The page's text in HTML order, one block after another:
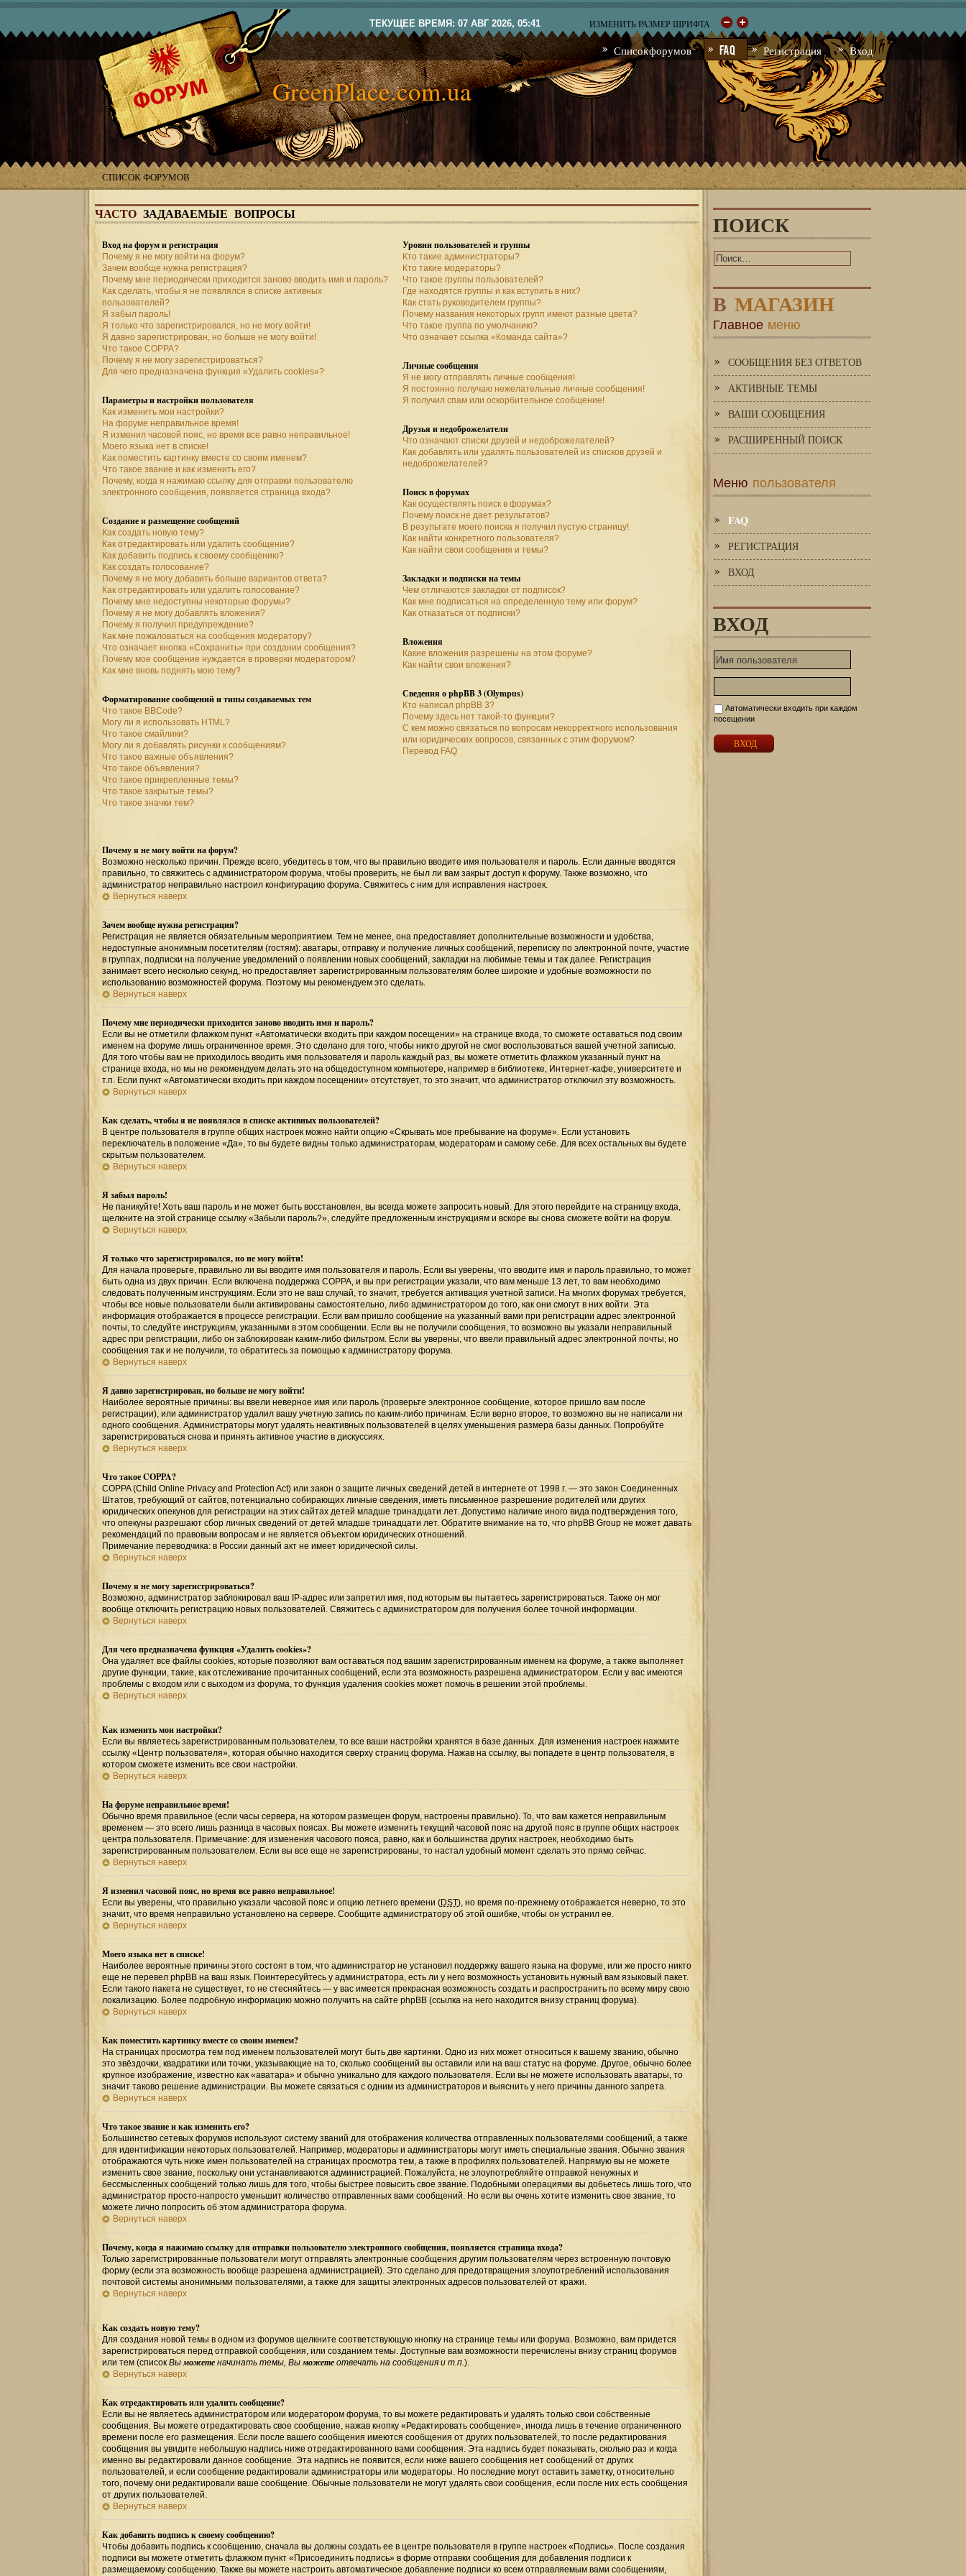
ТЕКУЩЕЕ ВРЕМЯ: 07 АВГ 2026, 05:41 ИЗМЕНИТЬ РАЗМЕР ШРИФТА
Список форумов FAQ Регистрация Вход
GreenPlace.com.ua
СПИСОК ФОРУМОВ
ЧАСТО ЗАДАВАЕМЫЕ ВОПРОСЫ
Вход на форум и регистрация
Почему я не могу войти на форум?
Зачем вообще нужна регистрация?
Почему мне периодически приходится заново вводить имя и пароль?
Как сделать, чтобы я не появлялся в списке активных
пользователей?
Я забыл пароль!
Я только что зарегистрировался, но не могу войти!
Я давно зарегистрирован, но больше не могу войти!
Что такое COPPA?
Почему я не могу зарегистрироваться?
Для чего предназначена функция «Удалить cookies»?
Параметры и настройки пользователя
Как изменить мои настройки?
На форуме неправильное время!
Я изменил часовой пояс, но время все равно неправильное!
Моего языка нет в списке!
Как поместить картинку вместе со своим именем?
Что такое звание и как изменить его?
Почему, когда я нажимаю ссылку для отправки пользователю
электронного сообщения, появляется страница входа?
Создание и размещение сообщений
Как создать новую тему?
Как отредактировать или удалить сообщение?
Как добавить подпись к своему сообщению?
Как создать голосование?
Почему я не могу добавить больше вариантов ответа?
Как отредактировать или удалить голосование?
Почему мне недоступны некоторые форумы?
Почему я не могу добавлять вложения?
Почему я получил предупреждение?
Как мне пожаловаться на сообщения модератору?
Что означает кнопка «Сохранить» при создании сообщения?
Почему мое сообщение нуждается в проверки модератором?
Как мне вновь поднять мою тему?
Форматирование сообщений и типы создаваемых тем
Что такое BBCode?
Могу ли я использовать HTML?
Что такое смайлики?
Могу ли я добавлять рисунки к сообщениям?
Что такое важные объявления?
Что такое объявления?
Что такое прикрепленные темы?
Что такое закрытые темы?
Что такое значки тем?
Уровни пользователей и группы
Кто такие администраторы?
Кто такие модераторы?
Что такое группы пользователей?
Где находятся группы и как вступить в них?
Как стать руководителем группы?
Почему названия некоторых групп имеют разные цвета?
Что такое группа по умолчанию?
Что означает ссылка «Команда сайта»?
Личные сообщения
Я не могу отправлять личные сообщения!
Я постоянно получаю нежелательные личные сообщения!
Я получил спам или оскорбительное сообщение!
Друзья и недоброжелатели
Что означают списки друзей и недоброжелателей?
Как добавлять или удалять пользователей из списков друзей и
недоброжелателей?
Поиск в форумах
Как осуществлять поиск в форумах?
Почему поиск не дает результатов?
В результате моего поиска я получил пустую страницу!
Как найти конкретного пользователя?
Как найти свои сообщения и темы?
Закладки и подписки на темы
Чем отличаются закладки от подписок?
Как мне подписаться на определенную тему или форум?
Как отказаться от подписки?
Вложения
Какие вложения разрешены на этом форуме?
Как найти свои вложения?
Сведения о phpBB 3 (Olympus)
Кто написал phpBB 3?
Почему здесь нет такой-то функции?
С кем можно связаться по вопросам некорректного использования
или юридических вопросов, связанных с этим форумом?
Перевод FAQ
Почему я не могу войти на форум?
Возможно несколько причин. Прежде всего, убедитесь в том, что вы правильно вводите имя пользователя и пароль. Если данные вводятся
правильно, то свяжитесь с администратором форума, чтобы проверить, не был ли вам закрыт доступ к форуму. Также возможно, что
администратор неправильно настроил конфигурацию форума. Свяжитесь с ним для исправления настроек.
Вернуться наверх
Зачем вообще нужна регистрация?
Регистрация не является обязательным мероприятием. Тем не менее, она предоставляет дополнительные возможности и удобства,
недоступные анонимным посетителям (гостям): аватары, отправку и получение личных сообщений, переписку по электронной почте, участие
в группах, подписки на получение уведомлений о появлении новых сообщений, закладки на любимые темы и так далее. Регистрация
занимает всего несколько секунд, но предоставляет зарегистрированным пользователям более широкие и удобные возможности по
использованию возможностей форума. Поэтому мы рекомендуем это сделать.
Вернуться наверх
Почему мне периодически приходится заново вводить имя и пароль?
Если вы не отметили флажком пункт «Автоматически входить при каждом посещении» на странице входа, то сможете оставаться под своим
именем на форуме лишь ограниченное время. Это сделано для того, чтобы никто другой не смог воспользоваться вашей учетной записью.
Для того чтобы вам не приходилось вводить имя пользователя и пароль каждый раз, вы можете отметить флажком указанный пункт на
странице входа, но мы не рекомендуем делать это на общедоступном компьютере, например в библиотеке, Интернет-кафе, университете и
т.п. Если пункт «Автоматически входить при каждом посещении» отсутствует, то это значит, что администратор отключил эту возможность.
Вернуться наверх
Как сделать, чтобы я не появлялся в списке активных пользователей?
В центре пользователя в группе общих настроек можно найти опцию «Скрывать мое пребывание на форуме». Если установить
переключатель в положение «Да», то вы будете видны только администраторам, модераторам и самому себе. Для всех остальных вы будете
скрытым пользователем.
Вернуться наверх
Я забыл пароль!
Не паникуйте! Хоть ваш пароль и не может быть восстановлен, вы всегда можете запросить новый. Для этого перейдите на страницу входа,
щелкните на этой странице ссылку «Забыли пароль?», следуйте предложенным инструкциям и вскоре вы снова сможете войти на форум.
Вернуться наверх
Я только что зарегистрировался, но не могу войти!
Для начала проверьте, правильно ли вы вводите имя пользователя и пароль. Если вы уверены, что вводите имя и пароль правильно, то может
быть одна из двух причин. Если включена поддержка COPPA, и вы при регистрации указали, что вам меньше 13 лет, то вам необходимо
следовать полученным инструкциям. Если это не ваш случай, то значит, требуется активация учетной записи. На многих форумах требуется,
чтобы все новые пользователи были активированы самостоятельно, либо администратором до того, как они смогут в них войти. Эта
информация отображается в процессе регистрации. Если вам пришло сообщение на указанный вами при регистрации адрес электронной
почты, то следуйте инструкциям, указанными в этом сообщении. Если вы не получили сообщения, то возможно вы указали неправильный
адрес при регистрации, либо он заблокирован каким-либо фильтром. Если вы уверены, что ввели правильный адрес электронной почты, но
сообщения так и не получили, то обратитесь за помощью к администратору форума.
Вернуться наверх
Я давно зарегистрирован, но больше не могу войти!
Наиболее вероятные причины: вы ввели неверное имя или пароль (проверьте электронное сообщение, которое пришло вам после
регистрации), или администратор удалил вашу учетную запись по каким-либо причинам. Если верно второе, то возможно вы не написали ни
одного сообщения. Администраторы могут удалять неактивных пользователей в целях уменьшения размера базы данных. Попробуйте
зарегистрироваться снова и принять активное участие в дискуссиях.
Вернуться наверх
Что такое COPPA?
COPPA (Child Online Privacy and Protection Act) или закон о защите личных сведений детей в интернете от 1998 г. — это закон Соединенных
Штатов, требующий от сайтов, потенциально собирающих личные сведения, иметь письменное разрешение родителей или других
юридических опекунов для регистрации на этих сайтах детей младше тринадцати лет. Допустимо наличие иного вида подтверждения того,
что опекуны разрешают сбор личных сведений от детей младше тринадцати лет. Обратите внимание на то, что phpBB Group не может давать
рекомендаций по правовым вопросам и не является объектом юридических отношений.
Примечание переводчика: в России данный акт не имеет юридической силы.
Вернуться наверх
Почему я не могу зарегистрироваться?
Возможно, администратор заблокировал ваш IP-адрес или запретил имя, под которым вы пытаетесь зарегистрироваться. Также он мог
вообще отключить регистрацию новых пользователей. Свяжитесь с администратором для получения более точной информации.
Вернуться наверх
Для чего предназначена функция «Удалить cookies»?
Она удаляет все файлы cookies, которые позволяют вам оставаться под вашим зарегистрированным именем на форуме, а также выполняет
другие функции, такие, как отслеживание прочитанных сообщений, если эта возможность разрешена администратором. Если у вас имеются
проблемы с входом или с выходом из форума, то функция удаления cookies может помочь в решении этой проблемы.
Вернуться наверх
Как изменить мои настройки?
Если вы являетесь зарегистрированным пользователем, то все ваши настройки хранятся в базе данных. Для изменения настроек нажмите
ссылку «Центр пользователя», которая обычно находится сверху страниц форума. Нажав на ссылку, вы попадете в центр пользователя, в
котором сможете изменить все свои настройки.
Вернуться наверх
На форуме неправильное время!
Обычно время правильное (если часы сервера, на котором размещен форум, настроены правильно). То, что вам кажется неправильным
временем — это всего лишь разница в часовых поясах. Вы можете изменить текущий часовой пояс на другой пояс в группе общих настроек
центра пользователя. Примечание: для изменения часового пояса, равно, как и большинства других настроек, необходимо быть
зарегистрированным пользователем. Если вы все еще не зарегистрированы, то настал удобный момент сделать это прямо сейчас.
Вернуться наверх
Я изменил часовой пояс, но время все равно неправильное!
Если вы уверены, что правильно указали часовой пояс и опцию летнего времени (DST), но время по-прежнему отображается неверно, то это
значит, что время неправильно установлено на сервере. Сообщите администратору об этой ошибке, чтобы он устранил ее.
Вернуться наверх
Моего языка нет в списке!
Наиболее вероятные причины этого состоят в том, что администратор не установил поддержку вашего языка на форуме, или же просто никто
еще не перевел phpBB на ваш язык. Поинтересуйтесь у администратора, есть ли у него возможность установить нужный вам языковый пакет.
Если такого пакета не существует, то не стесняйтесь — у вас имеется прекрасная возможность создать и распространить по всему миру свою
локализацию. Более подробную информацию можно получить на сайте phpBB (ссылка на него находится внизу страниц форума).
Вернуться наверх
Как поместить картинку вместе со своим именем?
На страницах просмотра тем под именем пользователей могут быть две картинки. Одно из них может относиться к вашему званию, обычно
это звёздочки, квадратики или точки, указывающие на то, сколько сообщений вы оставили или на ваш статус на форуме. Другое, обычно более
крупное изображение, известно как «аватара» и обычно уникально для каждого пользователя. Если вы не можете использовать аватары, то
значит таково решение администрации. Вы можете связаться с одним из администраторов и выяснить у него причины данного запрета.
Вернуться наверх
Что такое звание и как изменить его?
Большинство сетевых форумов используют систему званий для отображения количества отправленных пользователями сообщений, а также
для идентификации некоторых пользователей. Например, модераторы и администраторы могут иметь специальные звания. Обычно звания
отображаются чуть ниже имен пользователей на страницах просмотра тем, а также в профилях пользователей. Напрямую вы не можете
изменить свое звание, поскольку они устанавливаются администрацией. Пожалуйста, не злоупотребляйте отправкой ненужных и
бессмысленных сообщений только лишь для того, чтобы быстрее повысить свое звание. Подобными операциями вы добьетесь лишь того, что
администратор просто-напросто уменьшит количество отправленных вами сообщений. Но если вы очень хотите изменить свое звание, то
можете лично попросить об этом администратора форума.
Вернуться наверх
Почему, когда я нажимаю ссылку для отправки пользователю электронного сообщения, появляется страница входа?
Только зарегистрированные пользователи могут отправлять электронные сообщения другим пользователям через встроенную почтовую
форму (если эта возможность вообще разрешена администрацией). Это сделано для предотвращения злоупотреблений использования
почтовой системы анонимными пользователями, а также для защиты электронных адресов пользователей от кражи.
Вернуться наверх
Как создать новую тему?
Для создания новой темы в одном из форумов щелкните соответствующую кнопку на странице темы или форума. Возможно, вам придется
зарегистрироваться перед отправкой сообщения, или созданием темы. Доступные вам возможности перечислены внизу страниц форумов
или тем (список Выможете начинать темы, Выможете отвечать на сообщения и т.п.).
Вернуться наверх
Как отредактировать или удалить сообщение?
Если вы не являетесь администратором или модератором форума, то вы можете редактировать и удалять только свои собственные
сообщения. Вы можете отредактировать свое сообщение, нажав кнопку «Редактировать сообщение», иногда лишь в течение ограниченного
времени после его размещения. Если после вашего сообщения имеются сообщения от других пользователей, то после редактирования
сообщения вы увидите небольшую надпись ниже отредактированного вами сообщения. Эта надпись будет показывать, сколько раз и когда
именно вы редактировали данное сообщение. Эта надпись не появится, если ниже вашего сообщения нет сообщений от других
пользователей, и если сообщение редактировали администраторы или модераторы. Но последние могут оставить заметку, относительно
того, почему они редактировали ваше сообщение. Обычные пользователи не могут удалять свои сообщения, если после них есть сообщения
от других пользователей.
Вернуться наверх
Как добавить подпись к своему сообщению?
Чтобы добавить подпись к сообщению, сначала вы должны создать ее в центре пользователя в группе настроек «Подпись». После создания
подписи вы можете отметить флажком пункт «Присоединить подпись» в форме отправки сообщения для добавления подписи к
размещаемому сообщению. Также вы можете настроить автоматическое добавление подписи ко всем отправляемым вами сообщениям,
ПОИСК
В МАГАЗИН
Главное меню
СООБЩЕНИЯ БЕЗ ОТВЕТОВ
АКТИВНЫЕ ТЕМЫ
ВАШИ СООБЩЕНИЯ
РАСШИРЕННЫЙ ПОИСК
Меню пользователя
FAQ
РЕГИСТРАЦИЯ
ВХОД
ВХОД
Автоматически входить при каждом
посещении